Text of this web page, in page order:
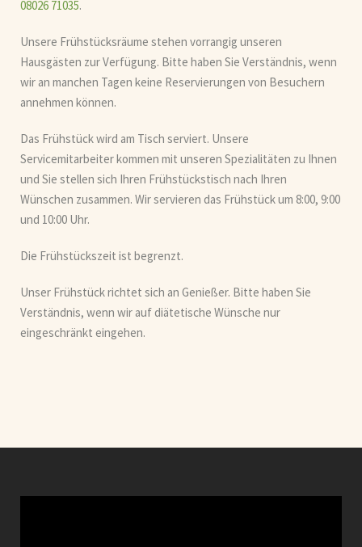
08026 71035.
Unsere Frühstücksräume stehen vorrangig unseren
Hausgästen zur Verfügung. Bitte haben Sie Verständnis, wenn
wir an manchen Tagen keine Reservierungen von Besuchern
annehmen können.
Das Frühstück wird am Tisch serviert. Unsere
Servicemitarbeiter kommen mit unseren Spezialitäten zu Ihnen
und Sie stellen sich Ihren Frühstückstisch nach Ihren
Wünschen zusammen. Wir servieren das Frühstück um 8:00, 9:00
und 10:00 Uhr.
Die Frühstückszeit ist begrenzt.
Unser Frühstück richtet sich an Genießer. Bitte haben Sie
Verständnis, wenn wir auf diätetische Wünsche nur
eingeschränkt eingehen.